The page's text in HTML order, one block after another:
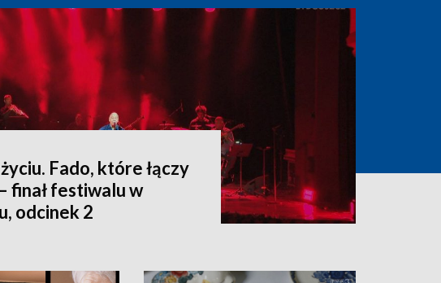
Fado, które łączy
finał festiwalu w
odcinek 2